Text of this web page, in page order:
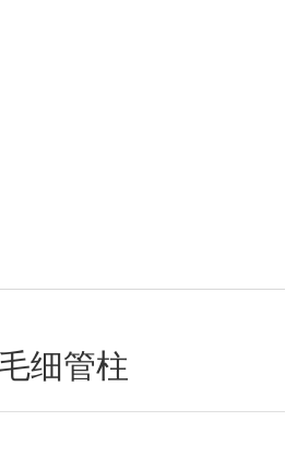
细管柱